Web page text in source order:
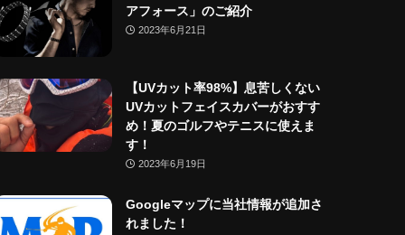
アフォース」のご紹介
2023年6月21日
【UVカット率98%】息苦しくない
UVカットフェイスカバーがおすす
め！夏のゴルフやテニスに使えま
す！
2023年6月19日
Googleマップに当社情報が追加さ
れました！